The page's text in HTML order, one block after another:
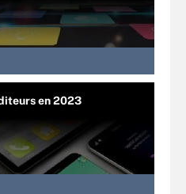
en 2023